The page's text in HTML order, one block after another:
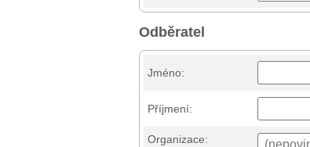
Odběratel
Jméno:
Příjmení:
Organizace: